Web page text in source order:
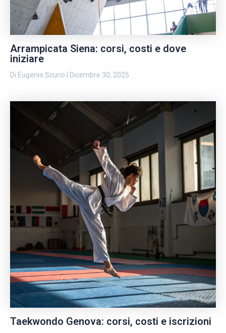
Arrampicata Siena: corsi, costi e dove
iniziare
Di Eugenio Scurio Dicembre 30, 2025
Taekwondo Genova: corsi, costi e iscrizioni